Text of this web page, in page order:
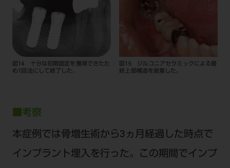
図14 十分な初期固定を獲得できたた
め1回法にして終了した。
図15 ジルコニアセラミックによる最
終上部構造を装着した。
■考察
本症例では骨増生術から3ヵ月経過した時点で
インプラント埋入を行った。この期間でインプ